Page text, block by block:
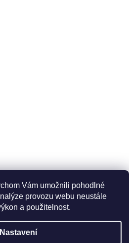
Vám umožnili pohodlné
provozu webu neustále
a použitelnost.
Nastavení